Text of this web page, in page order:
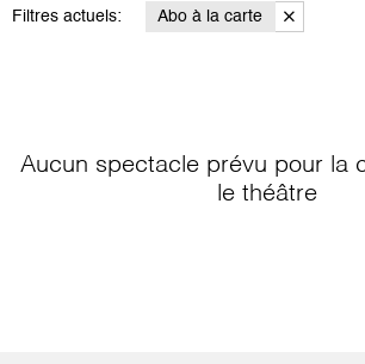
Filtres actuels: Abo à la carte
Aucun spectacle prévu pour la
le théâtre